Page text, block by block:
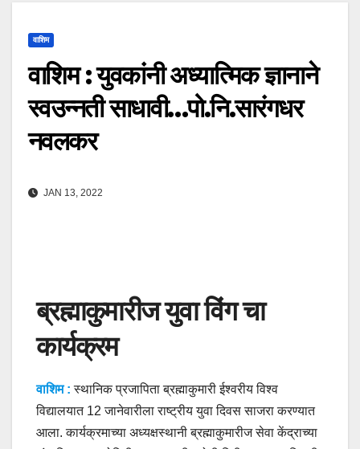
वाशिम
वाशिम : युवकांनी अध्यात्मिक ज्ञानाने
स्वउन्नती साधावी…पो.नि.सारंगधर
नवलकर
JAN 13, 2022
ब्रह्माकुमारीज युवा विंग चा
कार्यक्रम
वाशिम :स्थानिक प्रजापिता ब्रह्माकुमारी ईश्वरीय विश्व
विद्यालयात 12 जानेवारीला राष्ट्रीय युवा दिवस साजरा करण्यात
आला. कार्यक्रमाच्या अध्यक्षस्थानी ब्रह्माकुमारीज सेवा केंद्राच्या